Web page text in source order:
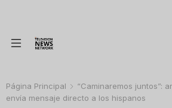
Página Principal
“Caminaremos juntos”:
envía mensaje directo a los hispanos